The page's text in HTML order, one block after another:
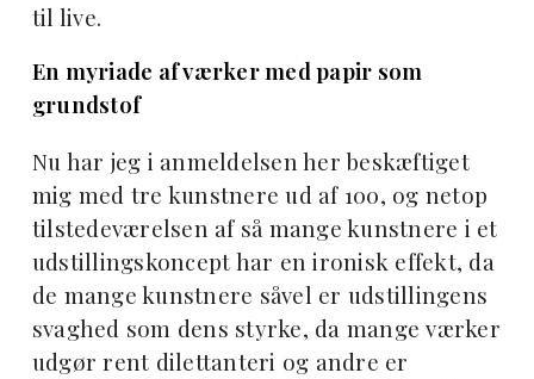
til live.
En myriade af værker med papir som
grundstof
Nu har jeg i anmeldelsen her beskæftiget
mig med tre kunstnere ud af 100, og netop
tilstedeværelsen af så mange kunstnere i et
udstillingskoncept har en ironisk effekt, da
de mange kunstnere såvel er udstillingens
svaghed som dens styrke, da mange værker
udgør rent dilettanteri og andre er